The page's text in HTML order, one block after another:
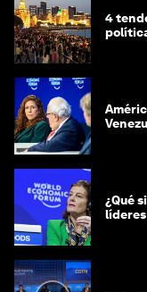
4
¿Qué